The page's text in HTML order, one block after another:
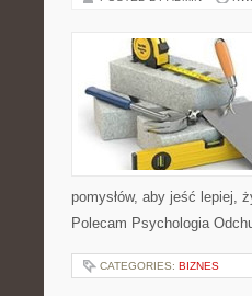
pomysłów, aby jeść lepiej,
Polecam Psychologia
CATEGORIES: BIZNES